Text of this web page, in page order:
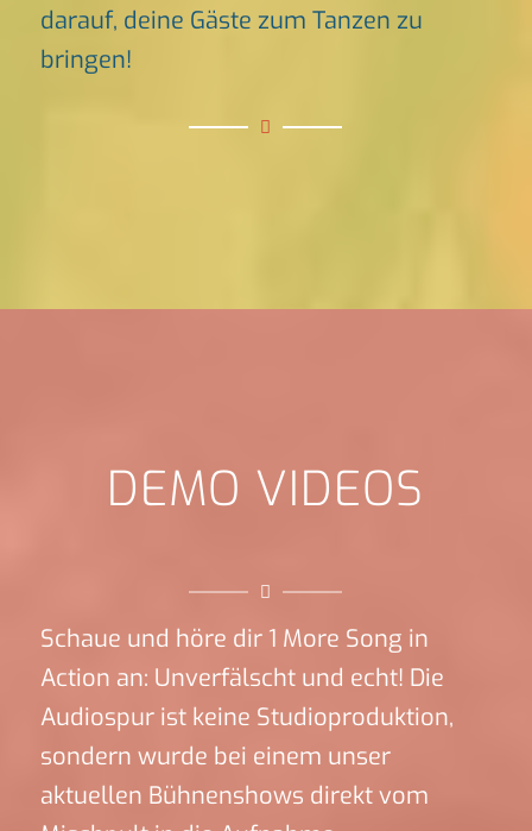
darauf, deine Gäste zum Tanzen zu
bringen!
DEMO VIDEOS
Schaue und höre dir 1 More Song in
Action an: Unverfälscht und echt! Die
Audiospur ist keine Studioproduktion,
sondern wurde bei einem unser
aktuellen Bühnenshows direkt vom